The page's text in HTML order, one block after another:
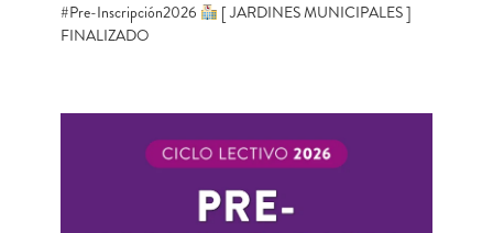
#Pre-Inscripción2026
[ JARDINES MUNICIPALES ]
FINALIZADO